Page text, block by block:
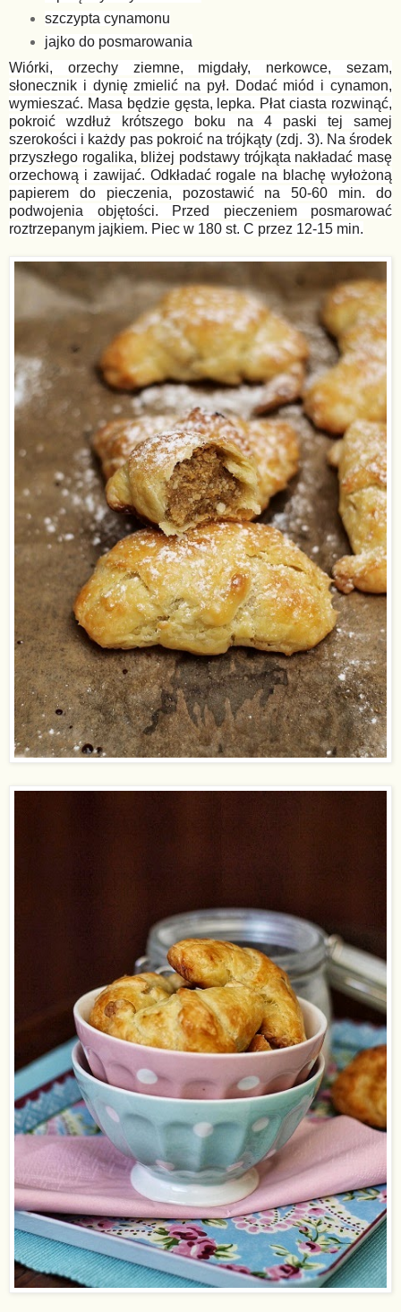
szczypta cynamonu
jajko do posmarowania
Wiórki, orzechy ziemne, migdały, nerkowce, sezam,
słonecznik i dynię zmielić na pył. Dodać miód i cynamon,
wymieszać. Masa będzie gęsta, lepka. Płat ciasta rozwinąć,
pokroić wzdłuż krótszego boku na 4 paski tej samej
szerokości i każdy pas pokroić na trójkąty (zdj. 3). Na środek
przyszłego rogalika, bliżej podstawy trójkąta nakładać masę
orzechową i zawijać. Odkładać rogale na blachę wyłożoną
papierem do pieczenia, pozostawić na 50-60 min. do
podwojenia objętości. Przed pieczeniem posmarować
roztrzepanym jajkiem. Piec w 180 st. C przez 12-15 min.